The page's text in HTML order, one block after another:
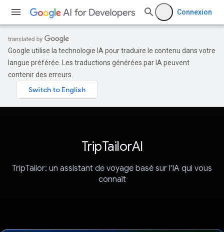
Connexion
Google utilise la technologie IA pour traduire le contenu dans votre
langue préférée. Les traductions générées par IA peuvent
contenir des erreurs.
TripTailorAI
TripTailor: un assistant de voyage basé sur l'IA qui vous
connaît